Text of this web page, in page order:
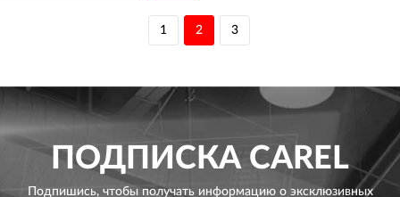
1 2 3
ПОДПИСКА CAREL
Подпишись, чтобы получать информацию о эксклюзивных